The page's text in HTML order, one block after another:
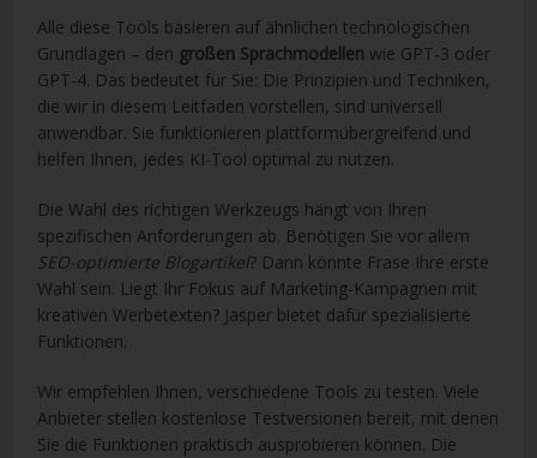
Alle diese Tools basieren auf ähnlichen technologischen
Grundlagen – den großen Sprachmodellen wie GPT-3 oder
GPT-4. Das bedeutet für Sie: Die Prinzipien und Techniken,
die wir in diesem Leitfaden vorstellen, sind universell
anwendbar. Sie funktionieren plattformübergreifend und
helfen Ihnen, jedes KI-Tool optimal zu nutzen.
Die Wahl des richtigen Werkzeugs hängt von Ihren
spezifischen Anforderungen ab. Benötigen Sie vor allem
SEO-optimierte Blogartikel? Dann könnte Frase Ihre erste
Wahl sein. Liegt Ihr Fokus auf Marketing-Kampagnen mit
kreativen Werbetexten? Jasper bietet dafür spezialisierte
Funktionen.
Wir empfehlen Ihnen, verschiedene Tools zu testen. Viele
Anbieter stellen kostenlose Testversionen bereit, mit denen
Sie die Funktionen praktisch ausprobieren können. Die